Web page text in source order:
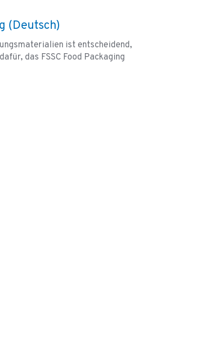
(Deutsch)
ist entscheidend,
das FSSC Food Packaging